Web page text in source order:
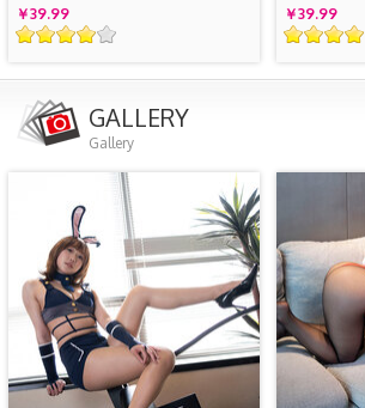
￥39.99
￥39.99
GALLERY
Gallery